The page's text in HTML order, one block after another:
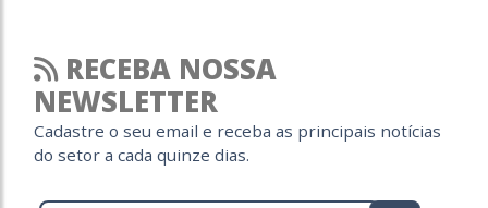
RECEBA NOSSA
NEWSLETTER
Cadastre o seu email e receba as principais notícias
do setor a cada quinze dias.